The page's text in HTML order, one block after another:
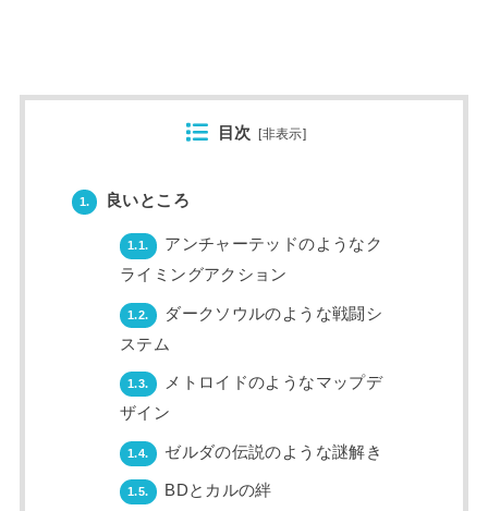
目次 [非表示]
1. 良いところ
1.1.
アンチャーテッドのようなク
ライミングアクション
1.2.
ダークソウルのような戦闘シ
ステム
1.3.
メトロイドのようなマップデ
ザイン
1.4. ゼルダの伝説のような謎解き
1.5. BDとカルの絆